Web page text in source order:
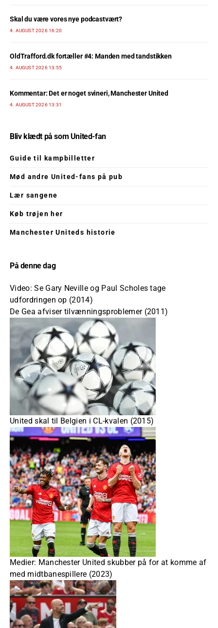
Skal du være vores nye podcastvært?
4. AUGUST 2026 16:20
OldTrafford.dk fortæller #4: Manden med tandstikken
4. AUGUST 2026 13:55
Kommentar: Det er noget svineri, Manchester United
4. AUGUST 2026 13:31
Bliv klædt på som United-fan
Guide til kampbilletter
Mød andre United-fans på pub
Lær sangene
Køb trøjen her
Manchester Uniteds historie
På denne dag
Video: Se Gary Neville og Paul Scholes tage
udfordringen op (2014)
De Gea afviser tilvænningsproblemer (2011)
United skal til Belgien i CL-kvalen (2015)
Medier: Manchester United skubber på for at komme af
med midtbanespillere (2023)